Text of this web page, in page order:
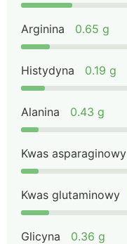
Arginina 0.65 g
Histydyna 0.19 g
Alanina 0.43 g
Kwas asparaginowy
Kwas glutaminowy
Glicyna 0.36 g